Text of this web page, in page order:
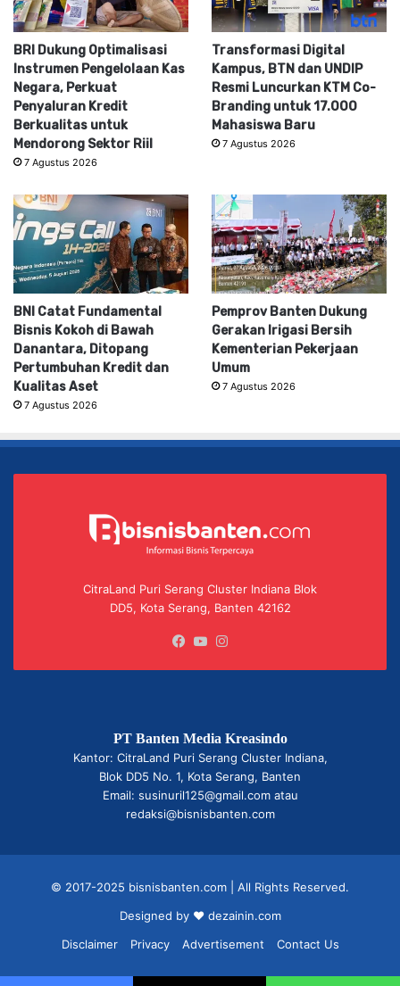
BRI Dukung Optimalisasi
Instrumen Pengelolaan Kas
Negara, Perkuat
Penyaluran Kredit
Berkualitas untuk
Mendorong Sektor Riil
7 Agustus 2026
Transformasi Digital
Kampus, BTN dan UNDIP
Resmi Luncurkan KTM Co-
Branding untuk 17.000
Mahasiswa Baru
7 Agustus 2026
BNI Catat Fundamental
Bisnis Kokoh di Bawah
Danantara, Ditopang
Pertumbuhan Kredit dan
Kualitas Aset
7 Agustus 2026
Pemprov Banten Dukung
Gerakan Irigasi Bersih
Kementerian Pekerjaan
Umum
7 Agustus 2026
CitraLand Puri Serang Cluster Indiana Blok
DD5, Kota Serang, Banten 42162
Facebook
YouTube
PT Banten Media Kreasindo
Kantor: CitraLand Puri Serang Cluster Indiana,
Blok DD5 No. 1, Kota Serang, Banten
Email: susinuril125@gmail.com atau
redaksi@bisnisbanten.com
© 2017-2025 bisnisbanten.com | All Rights Reserved.
Designed by ❤ dezainin.com
Disclaimer
Privacy Advertisement Contact Us